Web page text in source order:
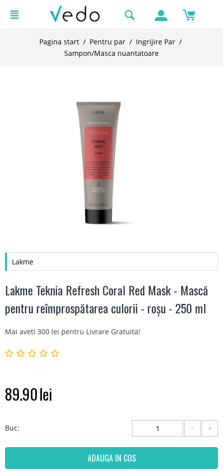
Pagina start / Pentru par / Ingrijire Par /
Sampon/Masca nuantatoare
Lakme
Lakme Teknia Refresh Coral Red Mask - Mască
pentru reîmprospătarea culorii - roșu - 250 ml
Mai aveti 300 lei pentru Livrare Gratuita!
89.90lei
Buc: +
−
ADAUGA IN COS